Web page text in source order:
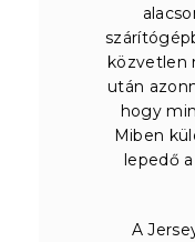
közvetlen
után
hogy
Miben
lepedő
A